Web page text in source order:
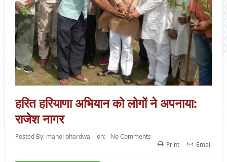
हरित हरियाणा अभियान को लोगों ने अपनाया:
राजेश नागर
Posted By: manoj bhardwaj on:
No Comments
Print
Email